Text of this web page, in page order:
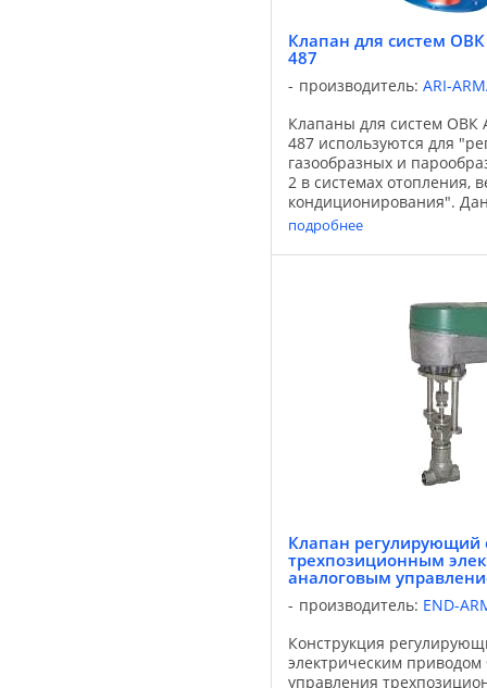
Клапан для систем ОВК
487
производитель: ARI-
Клапаны для систем ОВК
487 используются для
газообразных и
2 в системах отопления,
кондиционирования".
соответствуют
работающее под ...
подробнее
Клапан регулирующий
трехпозиционным
аналоговым
производитель: END-
Конструкция
электрическим
управления